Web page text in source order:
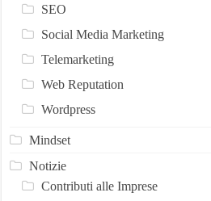
SEO
Social Media Marketing
Telemarketing
Web Reputation
Wordpress
Mindset
Notizie
Contributi alle Imprese